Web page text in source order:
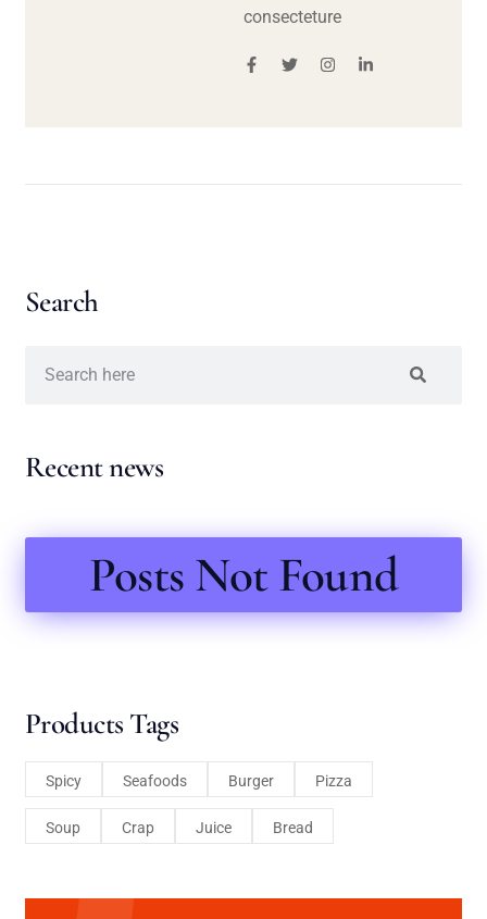
consecteture
Search
Recent news
Posts Not Found
Products Tags
Spicy Seafoods Burger Pizza
Soup Crap Juice Bread